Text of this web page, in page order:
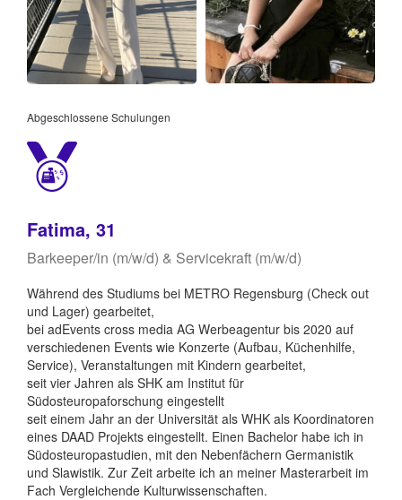
Abgeschlossene Schulungen
Fatima, 31
Barkeeper/in (m/w/d) & Servicekraft (m/w/d)
Während des Studiums bei METRO Regensburg (Check out
und Lager) gearbeitet,
bei adEvents cross media AG Werbeagentur bis 2020 auf
verschiedenen Events wie Konzerte (Aufbau, Küchenhilfe,
Service), Veranstaltungen mit Kindern gearbeitet,
seit vier Jahren als SHK am Institut für
Südosteuropaforschung eingestellt
seit einem Jahr an der Universität als WHK als Koordinatoren
eines DAAD Projekts eingestellt. Einen Bachelor habe ich in
Südosteuropastudien, mit den Nebenfächern Germanistik
und Slawistik. Zur Zeit arbeite ich an meiner Masterarbeit im
Fach Vergleichende Kulturwissenschaften.